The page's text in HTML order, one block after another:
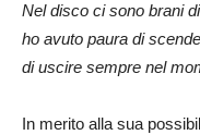
Nel disco ci sono brani
ho avuto paura di
di uscire sempre nel
In merito alla sua